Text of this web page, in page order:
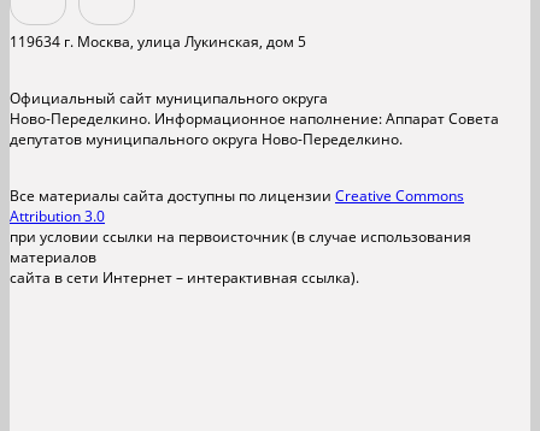
119634 г. Москва, улица Лукинская, дом 5
Официальный сайт муниципального округа
Ново-Переделкино. Информационное наполнение: Аппарат Совета
депутатов муниципального округа Ново-Переделкино.
Все материалы сайта доступны по лицензии Creative Commons
Attribution 3.0
при условии ссылки на первоисточник (в случае использования
материалов
сайта в сети Интернет – интерактивная ссылка).